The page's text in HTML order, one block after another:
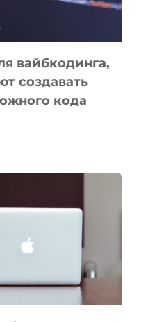
вайбкодинга,
создавать
кода